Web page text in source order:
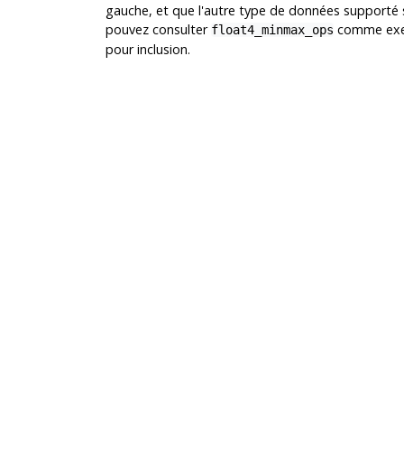
gauche, et que l'autre type de données
pouvez consulter float4_minmax_ops comme
pour inclusion.